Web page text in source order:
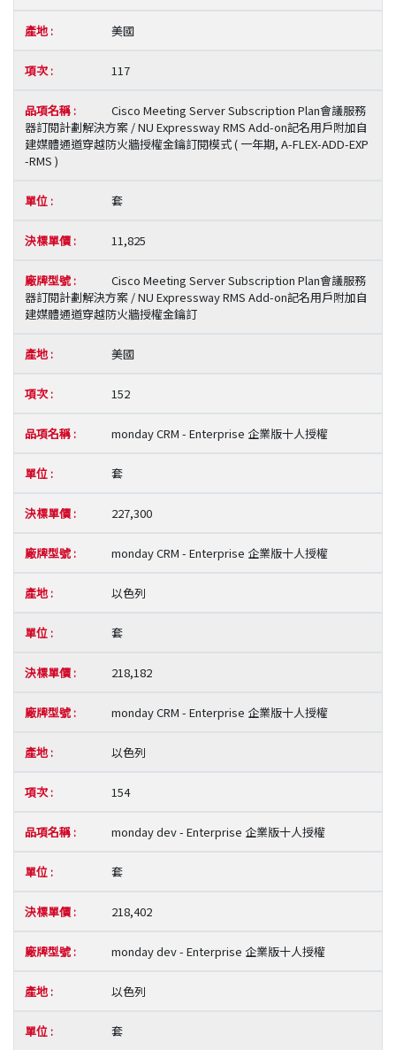
美國
117
Cisco Meeting Server Subscription Plan會議服務
器訂閱計劃解決方案 / NU Expressway RMS Add-on記名用戶附加自
建媒體通道穿越防火牆授權金鑰訂閱模式 ( 一年期, A-FLEX-ADD-EXP
-RMS )
套
11,825
Cisco Meeting Server Subscription Plan會議服務
器訂閱計劃解決方案 / NU Expressway RMS Add-on記名用戶附加自
建媒體通道穿越防火牆授權金鑰訂
美國
152
monday CRM - Enterprise 企業版十人授權
套
227,300
monday CRM - Enterprise 企業版十人授權
以色列
套
218,182
monday CRM - Enterprise 企業版十人授權
以色列
154
monday dev - Enterprise 企業版十人授權
套
218,402
monday dev - Enterprise 企業版十人授權
以色列
套